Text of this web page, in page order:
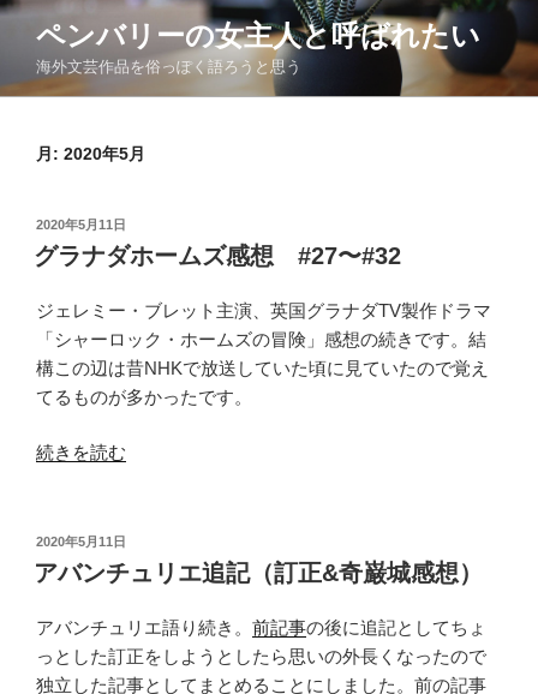
コ
ン
ペンバリーの女主人と呼ばれたい
海外文芸作品を俗っぽく語ろうと思う
月: 2020年5月
投
稿
日:
2020年5月11日
グラナダホームズ感想 #27〜#32
ジェレミー・ブレット主演、英国グラナダTV製作ドラマ
「シャーロック・ホームズの冒険」感想の続きです。結
構この辺は昔NHKで放送していた頃に見ていたので覚え
てるものが多かったです。
“グ
ダ
ホ
ム
ズ
感
続きを読む
投
稿
日:
2020年5月11日
アバンチュリエ追記（訂正&奇巌城感想）
アバンチュリエ語り続き。 前記事の後に追記としてちょ
っとした訂正をしようとしたら思いの外長くなったので
独立した記事としてまとめることにしました。前の記事